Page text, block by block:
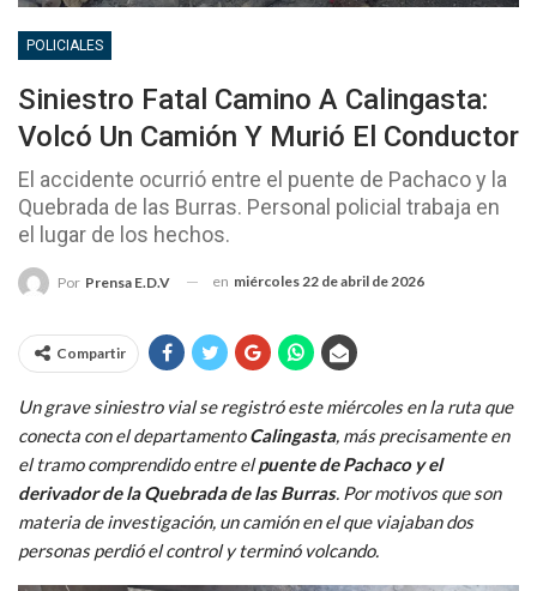
POLICIALES
Siniestro Fatal Camino A Calingasta:
Volcó Un Camión Y Murió El Conductor
El accidente ocurrió entre el puente de Pachaco y la
Quebrada de las Burras. Personal policial trabaja en
el lugar de los hechos.
Por Prensa E.D.V en miércoles 22 de abril de 2026
Compartir
Un grave siniestro vial se registró este miércoles en la ruta que
conecta con el departamentoCalingasta, más precisamente en
el tramo comprendido entre elpuente de Pachaco y el
derivador de la Quebrada de las Burras. Por motivos que son
materia de investigación, un camión en el que viajaban dos
personas perdió el control y terminó volcando.